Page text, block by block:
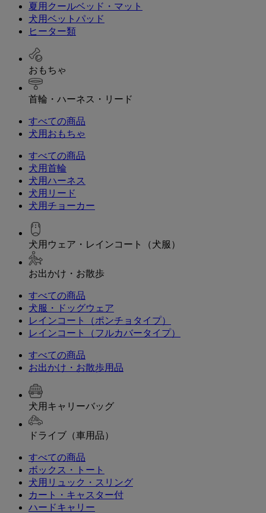
夏用クールベッド・マット
犬用ベットパッド
ヒーター類
おもちゃ
首輪・ハーネス・リード
すべての商品
犬用おもちゃ
すべての商品
犬用首輪
犬用ハーネス
犬用リード
犬用チョーカー
犬用ウェア・レインコート（犬服）
お出かけ・お散歩
すべての商品
犬服・ドッグウェア
レインコート（ポンチョタイプ）
レインコート（フルカバータイプ）
すべての商品
お出かけ・お散歩用品
犬用キャリーバッグ
ドライブ（車用品）
すべての商品
ボックス・トート
犬用リュック・スリング
カート・キャスター付
ハードキャリー